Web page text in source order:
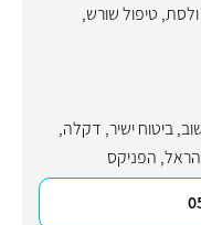
ולסת, טיפול שורש,
,ביטוח ישיר, דקלה,
הראל, הפניקס